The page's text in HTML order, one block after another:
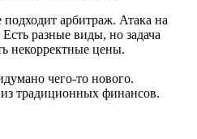
арбитраж. Атака на
разные виды, но задача
некорректные цены.
чего-то нового.
традиционных финансов.